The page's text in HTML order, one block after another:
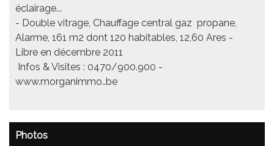
éclairage...
- Double vitrage, Chauffage central gaz propane,
Alarme, 161 m2 dont 120 habitables, 12,60 Ares -
Libre en décembre 2011
Infos & Visites : 0470/900.900 -
www.morganimmo..be
Photos